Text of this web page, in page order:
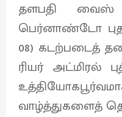
தளபதி வைஸ்
பெர்னாண்டோ
08) கடற்படைத்
ரியர் அட்மிரல்
வாழ்த்துகளைத்